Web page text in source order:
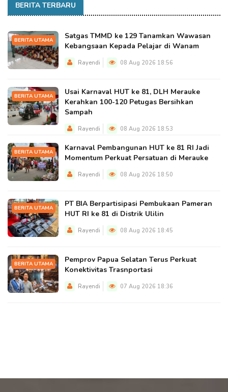
BERITA TERBARU
BERITA UTAMA
Satgas TMMD ke 129 Tanamkan Wawasan
Kebangsaan Kepada Pelajar di Wanam
Rayendi 08 Aug 2026 18:56
BERITA UTAMA
Usai Karnaval HUT ke 81, DLH Merauke
Kerahkan 100-120 Petugas Bersihkan
Sampah
Rayendi 08 Aug 2026 18:53
BERITA UTAMA
Karnaval Pembangunan HUT ke 81 RI Jadi
Momentum Perkuat Persatuan di Merauke
Rayendi 08 Aug 2026 18:50
BERITA UTAMA
PT BIA Berpartisipasi Pembukaan Pameran
HUT RI ke 81 di Distrik Ulilin
Rayendi 08 Aug 2026 18:45
BERITA UTAMA
Pemprov Papua Selatan Terus Perkuat
Konektivitas Trasnportasi
Rayendi 07 Aug 2026 18:36